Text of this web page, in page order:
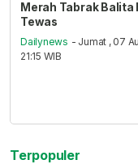
Merah Tabrak Balita
Tewas
Dailynews - Jumat , 07
21:15 WIB
Terpopuler